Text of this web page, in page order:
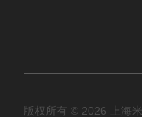
版权所有 © 2026 上海